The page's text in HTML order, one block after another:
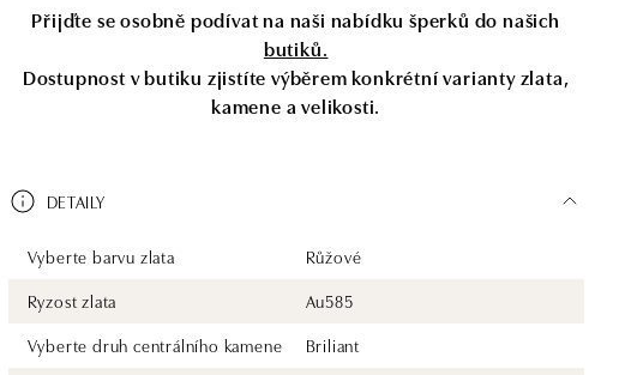
Přijďte se osobně podívat na naši nabídku šperků do našich
butiků.
Dostupnost v butiku zjistíte výběrem konkrétní varianty zlata,
kamene a velikosti.
DETAILY
Vyberte barvu zlata
Růžové
Ryzost zlata
Au585
Vyberte druh centrálního kamene
Briliant